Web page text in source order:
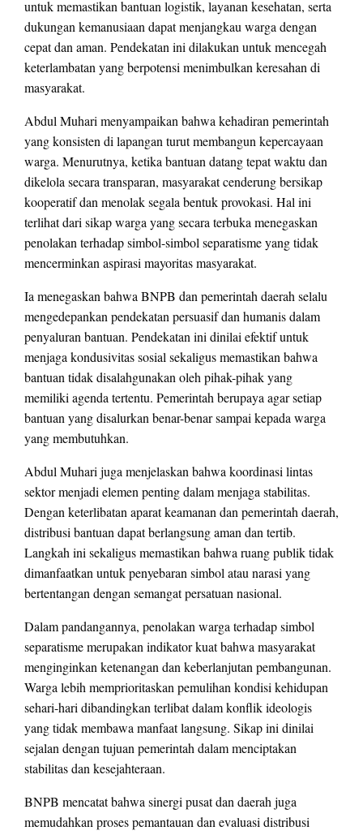
untuk memastikan bantuan logistik, layanan kesehatan, serta
dukungan kemanusiaan dapat menjangkau warga dengan
cepat dan aman. Pendekatan ini dilakukan untuk mencegah
keterlambatan yang berpotensi menimbulkan keresahan di
masyarakat.
Abdul Muhari menyampaikan bahwa kehadiran pemerintah
yang konsisten di lapangan turut membangun kepercayaan
warga. Menurutnya, ketika bantuan datang tepat waktu dan
dikelola secara transparan, masyarakat cenderung bersikap
kooperatif dan menolak segala bentuk provokasi. Hal ini
terlihat dari sikap warga yang secara terbuka menegaskan
penolakan terhadap simbol-simbol separatisme yang tidak
mencerminkan aspirasi mayoritas masyarakat.
Ia menegaskan bahwa BNPB dan pemerintah daerah selalu
mengedepankan pendekatan persuasif dan humanis dalam
penyaluran bantuan. Pendekatan ini dinilai efektif untuk
menjaga kondusivitas sosial sekaligus memastikan bahwa
bantuan tidak disalahgunakan oleh pihak-pihak yang
memiliki agenda tertentu. Pemerintah berupaya agar setiap
bantuan yang disalurkan benar-benar sampai kepada warga
yang membutuhkan.
Abdul Muhari juga menjelaskan bahwa koordinasi lintas
sektor menjadi elemen penting dalam menjaga stabilitas.
Dengan keterlibatan aparat keamanan dan pemerintah daerah,
distribusi bantuan dapat berlangsung aman dan tertib.
Langkah ini sekaligus memastikan bahwa ruang publik tidak
dimanfaatkan untuk penyebaran simbol atau narasi yang
bertentangan dengan semangat persatuan nasional.
Dalam pandangannya, penolakan warga terhadap simbol
separatisme merupakan indikator kuat bahwa masyarakat
menginginkan ketenangan dan keberlanjutan pembangunan.
Warga lebih memprioritaskan pemulihan kondisi kehidupan
sehari-hari dibandingkan terlibat dalam konflik ideologis
yang tidak membawa manfaat langsung. Sikap ini dinilai
sejalan dengan tujuan pemerintah dalam menciptakan
stabilitas dan kesejahteraan.
BNPB mencatat bahwa sinergi pusat dan daerah juga
memudahkan proses pemantauan dan evaluasi distribusi